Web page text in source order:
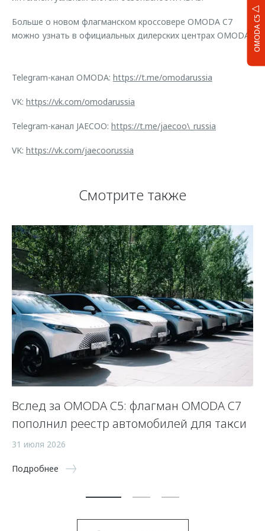
OMODA C5
Больше о новом флагманском кроссовере OMODA C7
можно узнать в официальных дилерских центрах OMODA.
Telegram-канал OMODA: https://t.me/omodarussia
VK: https://vk.com/omodarussia
Telegram-канал JAECOO: https://t.me/jaecoo\_russia
VK: https://vk.com/jaecoorussia
Смотрите также
Вслед за OMODA C5: флагман OMODA C7
пополнил реестр автомобилей для такси
31 июля 2026
Подробнее